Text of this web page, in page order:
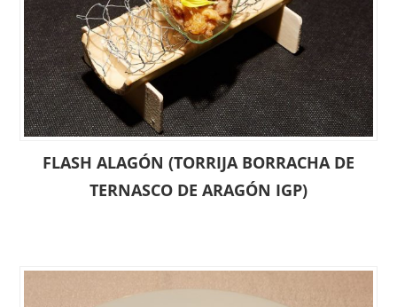
FLASH ALAGÓN (TORRIJA BORRACHA DE
TERNASCO DE ARAGÓN IGP)